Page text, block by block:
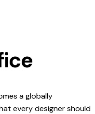
a globally
every designer should